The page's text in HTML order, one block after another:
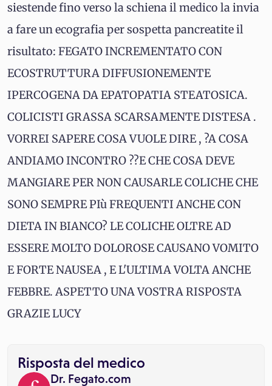
siestende fino verso la schiena il medico la invia
a fare un ecografia per sospetta pancreatite il
risultato: FEGATO INCREMENTATO CON
ECOSTRUTTURA DIFFUSIONEMENTE
IPERCOGENA DA EPATOPATIA STEATOSICA.
COLICISTI GRASSA SCARSAMENTE DISTESA .
VORREI SAPERE COSA VUOLE DIRE , ?A COSA
ANDIAMO INCONTRO ??E CHE COSA DEVE
MANGIARE PER NON CAUSARLE COLICHE CHE
SONO SEMPRE PIù FREQUENTI ANCHE CON
DIETA IN BIANCO? LE COLICHE OLTRE AD
ESSERE MOLTO DOLOROSE CAUSANO VOMITO
E FORTE NAUSEA , E L'ULTIMA VOLTA ANCHE
FEBBRE. ASPETTO UNA VOSTRA RISPOSTA
GRAZIE LUCY
Risposta del medico
Dr. Fegato.com